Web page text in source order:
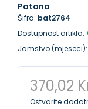
Patona
Šifra: bat2764
Dostupnost artikla:
Jamstvo (mjeseci):
370,02
Ostvarite